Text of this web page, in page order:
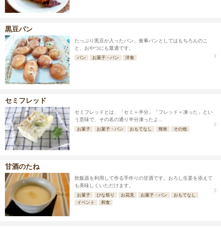
黒豆パン
たっぷり黒豆が入ったパン。食事パンとしてはもちろんのこ
と、おやつにも最適です。
パン お菓子・パン 洋食
セミフレッド
セミフレッドとは、「セミ＝半分」「フレッド＝凍った」とい
う意味で、その名の通り半分凍ったよ...
お菓子 お菓子・パン おもてなし 簡単 その他
甘酒のたね
炊飯器を利用して作る手作りの甘酒です。おろし生姜を添えて
も美味しくいただけます。
お菓子 ひな祭り お花見 お菓子・パン
おもてなし
イベント
和食